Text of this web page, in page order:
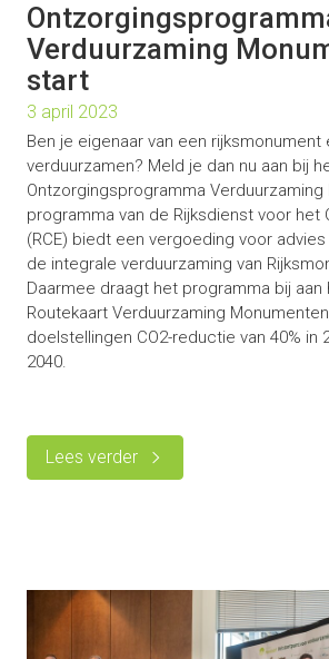
Verduurzaming
start
3 april 2023
Ben je eigenaar van een rijksmonument
verduurzamen? Meld je dan nu aan bij
Ontzorgingsprogramma
programma van de Rijksdienst voor het
(RCE) biedt een vergoeding voor
de integrale verduurzaming van
Daarmee draagt het programma bij aan
Routekaart Verduurzaming
doelstellingen CO2-reductie van 40% in
2040.
Lees verder